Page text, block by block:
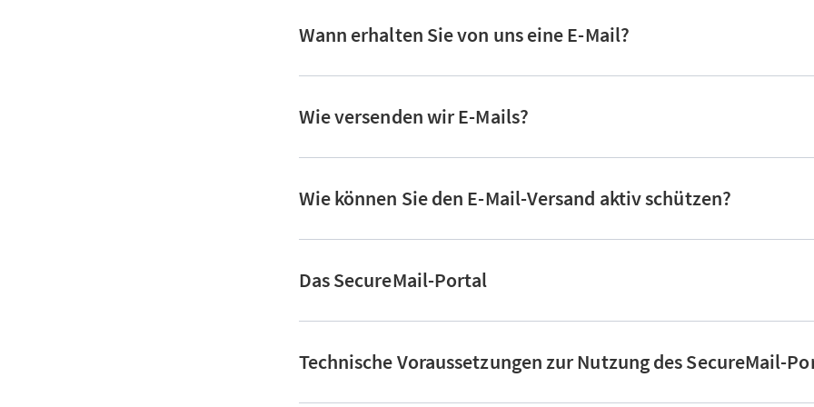
Wann erhalten Sie von uns eine E-Mail?
Wie versenden wir E-Mails?
Wie können Sie den E-Mail-Versand aktiv schützen?
Das SecureMail-Portal
Technische Voraussetzungen zur Nutzung des SecureMail-